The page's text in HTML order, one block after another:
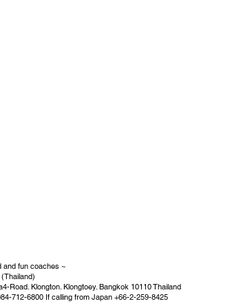
and fun coaches ~
Road. Klongton. Klongtoey. Bangkok 10110 Thailand
712-6800 If calling from Japan +66-2-259-8425